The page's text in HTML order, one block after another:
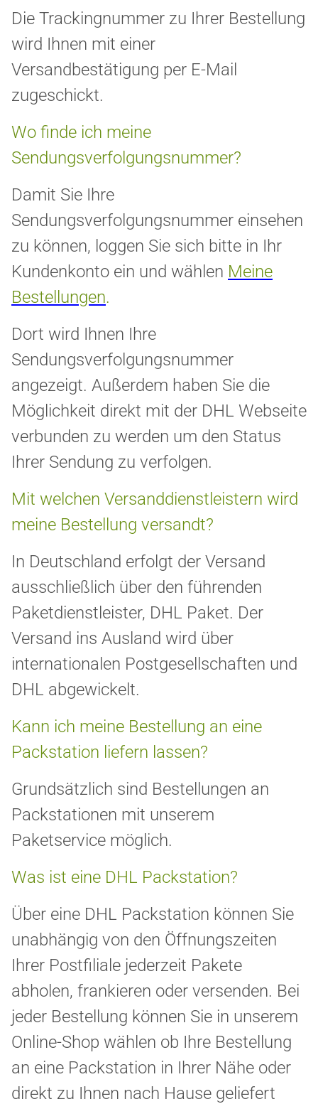
Die Trackingnummer zu Ihrer Bestellung
wird Ihnen mit einer
Versandbestätigung per E-Mail
zugeschickt.
Wo finde ich meine
Sendungsverfolgungsnummer?
Damit Sie Ihre
Sendungsverfolgungsnummer einsehen
zu können, loggen Sie sich bitte in Ihr
Kundenkonto ein und wählen Meine
Bestellungen.
Dort wird Ihnen Ihre
Sendungsverfolgungsnummer
angezeigt. Außerdem haben Sie die
Möglichkeit direkt mit der DHL Webseite
verbunden zu werden um den Status
Ihrer Sendung zu verfolgen.
Mit welchen Versanddienstleistern wird
meine Bestellung versandt?
In Deutschland erfolgt der Versand
ausschließlich über den führenden
Paketdienstleister, DHL Paket. Der
Versand ins Ausland wird über
internationalen Postgesellschaften und
DHL abgewickelt.
Kann ich meine Bestellung an eine
Packstation liefern lassen?
Grundsätzlich sind Bestellungen an
Packstationen mit unserem
Paketservice möglich.
Was ist eine DHL Packstation?
Über eine DHL Packstation können Sie
unabhängig von den Öffnungszeiten
Ihrer Postfiliale jederzeit Pakete
abholen, frankieren oder versenden. Bei
jeder Bestellung können Sie in unserem
Online-Shop wählen ob Ihre Bestellung
an eine Packstation in Ihrer Nähe oder
direkt zu Ihnen nach Hause geliefert